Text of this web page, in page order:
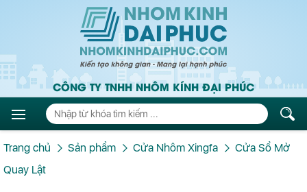
CÔNG TY TNHH NHÔM KÍNH ĐẠI PHÚC
Trang chủ Sản phẩm Cửa Nhôm Xingfa
Cửa Sổ Mở
Quay Lật